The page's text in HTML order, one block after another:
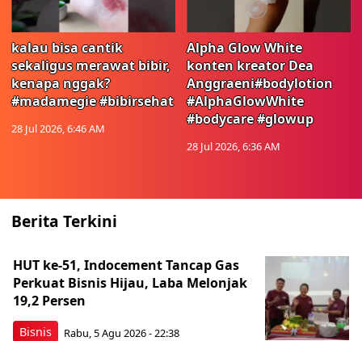
kalau bisa cantik
sekaligus merawat bibir,
kenapa nggak?
#madamegie #bibirsehat
28 Jul 2026, 6:46 AM
Alpha Glow White
konten kreator Dea
Anggraeni#bodylotion
#AlphaGlowWhite
#bodycare #glowup
28 Jul 2026, 6:36 AM
Berita Terkini
Bisnis
HUT ke-51, Indocement Tancap Gas
Perkuat Bisnis Hijau, Laba Melonjak
19,2 Persen
Rabu, 5 Agu 2026 - 22:38